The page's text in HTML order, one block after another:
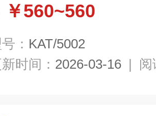
￥560~560
： KAT/5002
时间： 2026-03-16 | 阅